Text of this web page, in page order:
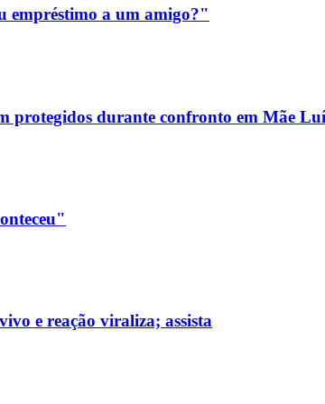
empréstimo a um amigo?"
protegidos durante confronto em Mãe
e reação viraliza; assista